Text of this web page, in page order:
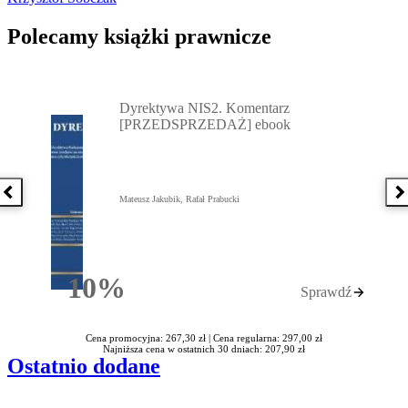
Polecamy książki prawnicze
Poprzednia książka
10%Rabatu
Dyrektywa NIS2. Komentarz
[PRZEDSPRZEDAŻ] ebook
Mateusz Jakubik, Rafał Prabucki
Sprawdź
Cena promocyjna: 267,30 zł | Cena regularna: 297,00 zł
Najniższa cena w ostatnich 30 dniach: 207,90 zł
Ostatnio dodane